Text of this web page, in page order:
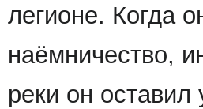
легионе. Когда
наёмничество,
реки он оставил